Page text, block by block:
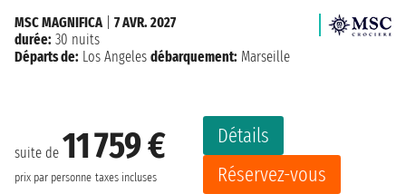
suite de 11 759 €
prix par personne taxes incluses
Détails
Réservez-vous
MSC MAGNIFICA
7 AVR. 2027
durée: 30 nuits
Départs de: Los Angeles débarquement: Marseille